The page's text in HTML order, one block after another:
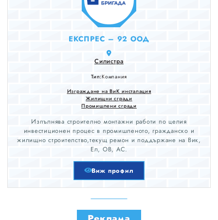
EКСПРЕС – 92 ООД
Силистра
Тип:Компания
Изграждане на ВиК инсталация
Жилищни сгради
Промишлени сгради
Изпълнява строително монтажни работи по целия
инвестиционен процес в промишленото, гражданско и
жилищно строителство,текущ ремон и поддържане на Вик,
Ел, ОВ, АС.
Виж профил